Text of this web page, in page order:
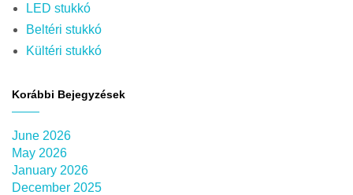
LED stukkó
Beltéri stukkó
Kültéri stukkó
Korábbi Bejegyzések
June 2026
May 2026
January 2026
December 2025